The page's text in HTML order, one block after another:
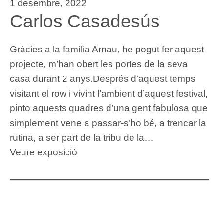
1 desembre, 2022
Carlos Casadesús
Gràcies a la família Arnau, he pogut fer aquest
projecte, m’han obert les portes de la seva
casa durant 2 anys.Després d’aquest temps
visitant el row i vivint l’ambient d’aquest festival,
pinto aquests quadres d’una gent fabulosa que
simplement vene a passar-s’ho bé, a trencar la
rutina, a ser part de la tribu de la…
Veure exposició